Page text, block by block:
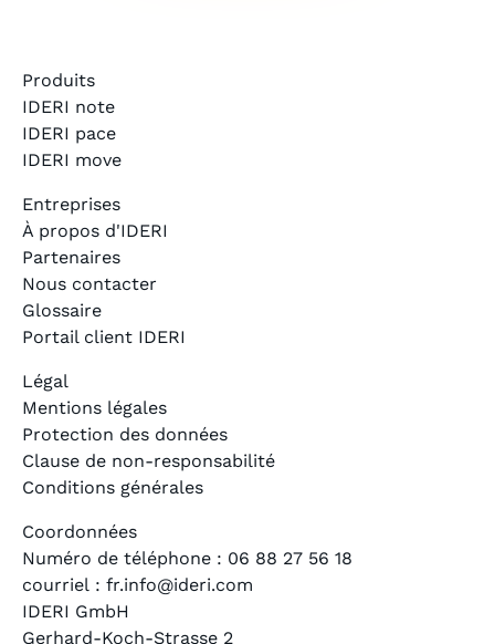
Produits
IDERI note
IDERI pace
IDERI move
Entreprises
À propos d'IDERI
Partenaires
Nous contacter
Glossaire
Portail client IDERI
Légal
Mentions légales
Protection des données
Clause de non-responsabilité
Conditions générales
Coordonnées
Numéro de téléphone : 06 88 27 56 18
courriel : fr.info@ideri.com
IDERI GmbH
Gerhard-Koch-Strasse 2